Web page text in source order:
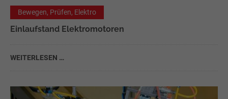
Bewegen, Prüfen, Elektro
Einlaufstand Elektromotoren
WEITERLESEN …